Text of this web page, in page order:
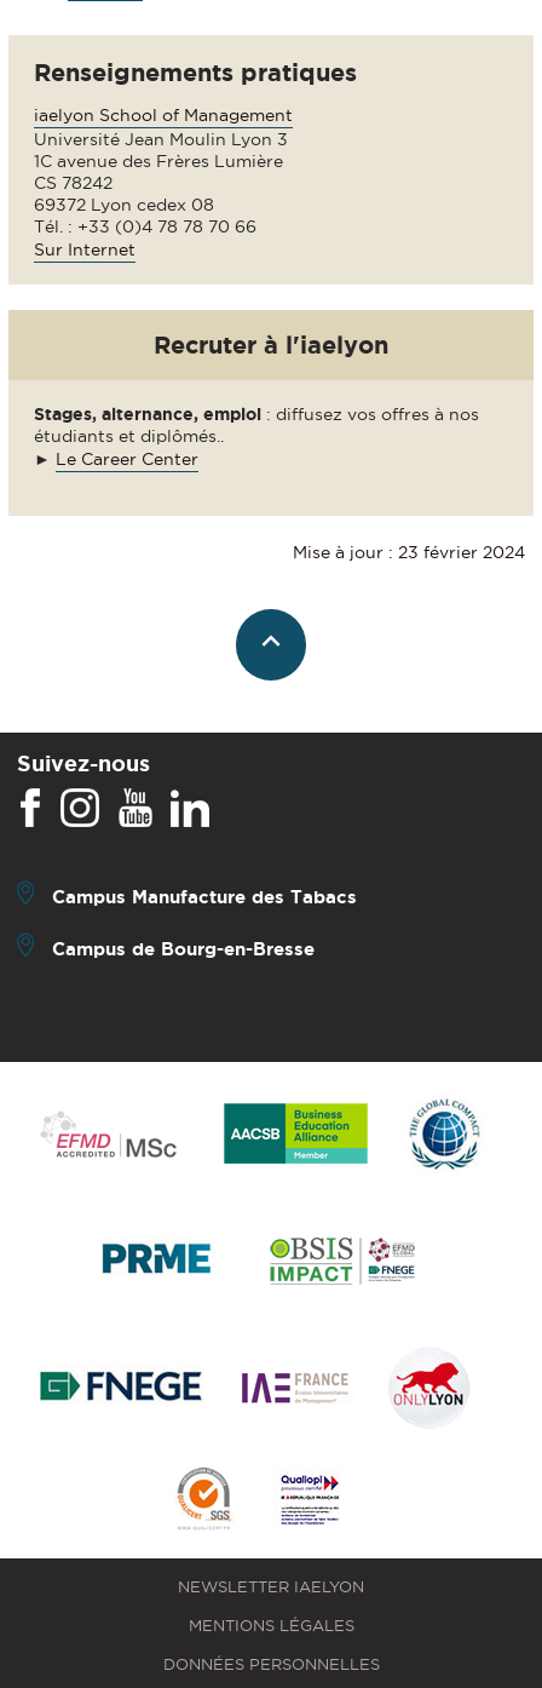
Renseignements pratiques
iaelyon School of Management
Université Jean Moulin Lyon 3
1C avenue des Frères Lumière
CS 78242
69372 Lyon cedex 08
Tél. : +33 (0)4 78 78 70 66
Sur Internet
Recruter à l'iaelyon
Stages, alternance, emploi : diffusez vos offres à nos
étudiants et diplômés..
► Le Career Center
Mise à jour : 23 février 2024
Suivez-nous
Campus Manufacture des Tabacs
Campus de Bourg-en-Bresse
NEWSLETTER IAELYON
MENTIONS LÉGALES
DONNÉES PERSONNELLES